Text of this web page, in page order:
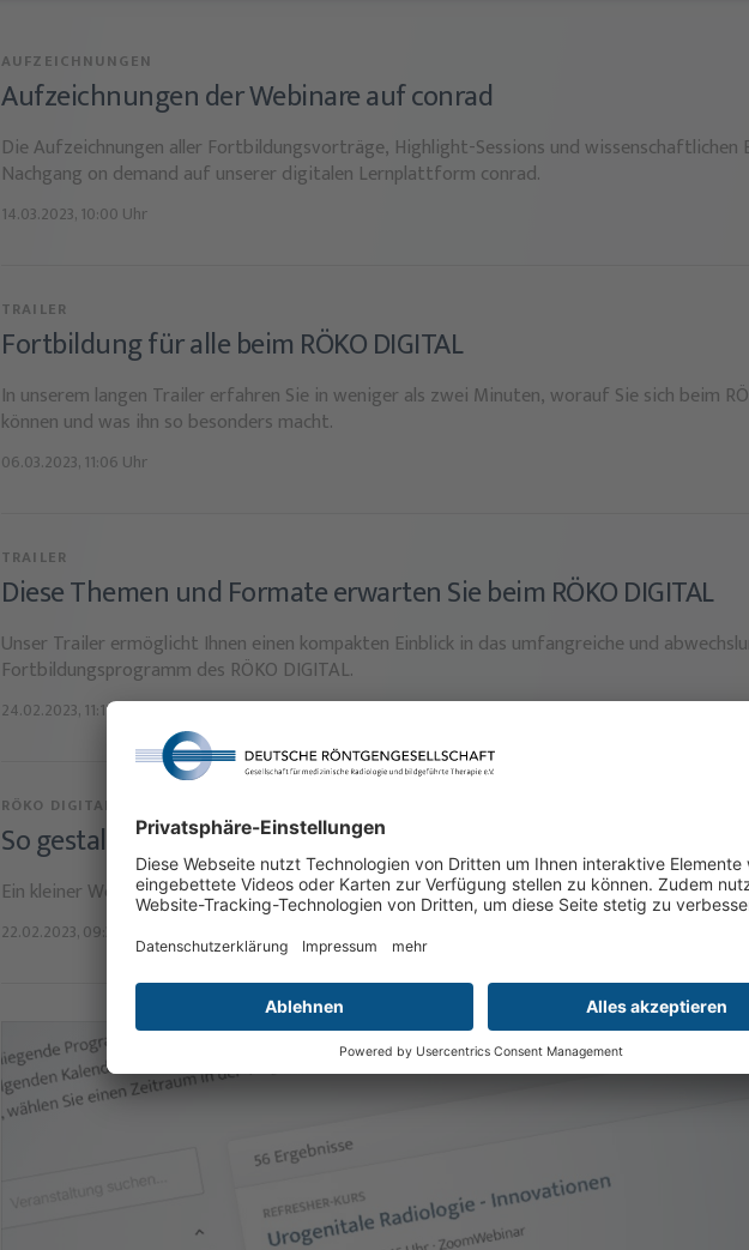
AUFZEICHNUNGEN
Aufzeichnungen der Webinare auf conrad
Die Aufzeichnungen aller Fortbildungsvorträge, Highlight-Sessions und wissenschaftlichen
Nachgang on demand auf unserer digitalen Lernplattform conrad.
14.03.2023, 10:00 Uhr
TRAILER
Fortbildung für alle beim RÖKO DIGITAL
In unserem langen Trailer erfahren Sie in weniger als zwei Minuten, worauf Sie sich beim
können und was ihn so besonders macht.
06.03.2023, 11:06 Uhr
TRAILER
Diese Themen und Formate erwarten Sie beim RÖKO DIGITAL
Unser Trailer ermöglicht Ihnen einen kompakten Einblick in das umfangreiche und
Fortbildungsprogramm des RÖKO DIGITAL.
24.02.2023, 11:11 Uhr
RÖKO DIGITAL
So gestalten Sie Ihr persönliches Programm
Ein kleiner Wegweiser, mit dessen Hilfe Sie problemlos Ihre Wunsch-Webinare rechtzeitig
22.02.2023, 09:30 Uhr